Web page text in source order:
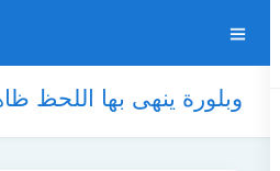
وبلورة ينهى بها اللحظ